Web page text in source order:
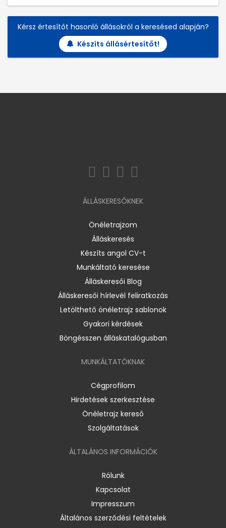
Kérsz értesítőt hasonló állásokról a keresésed alapján?
Készíts állásértesítőt!
ÁLLÁSKERESŐKNEK
Önéletrajzom
Álláskeresés
Készíts angol CV-t
Munkáltató keresése
Álláskeresői Blog
Álláskeresői hírlevél feliratkozás
Letölthető önéletrajz sablonok
Gyakori kérdések
Böngésszen álláskatalógusban
MUNKÁLTATÓKNAK
Cégprofilom
Hirdetések szerkesztése
Önéletrajz kereső
Szolgáltatások
ÁLTALÁNOS INFORMÁCIÓK
Rólunk
Kapcsolat
Impresszum
Általános szerződési feltételek